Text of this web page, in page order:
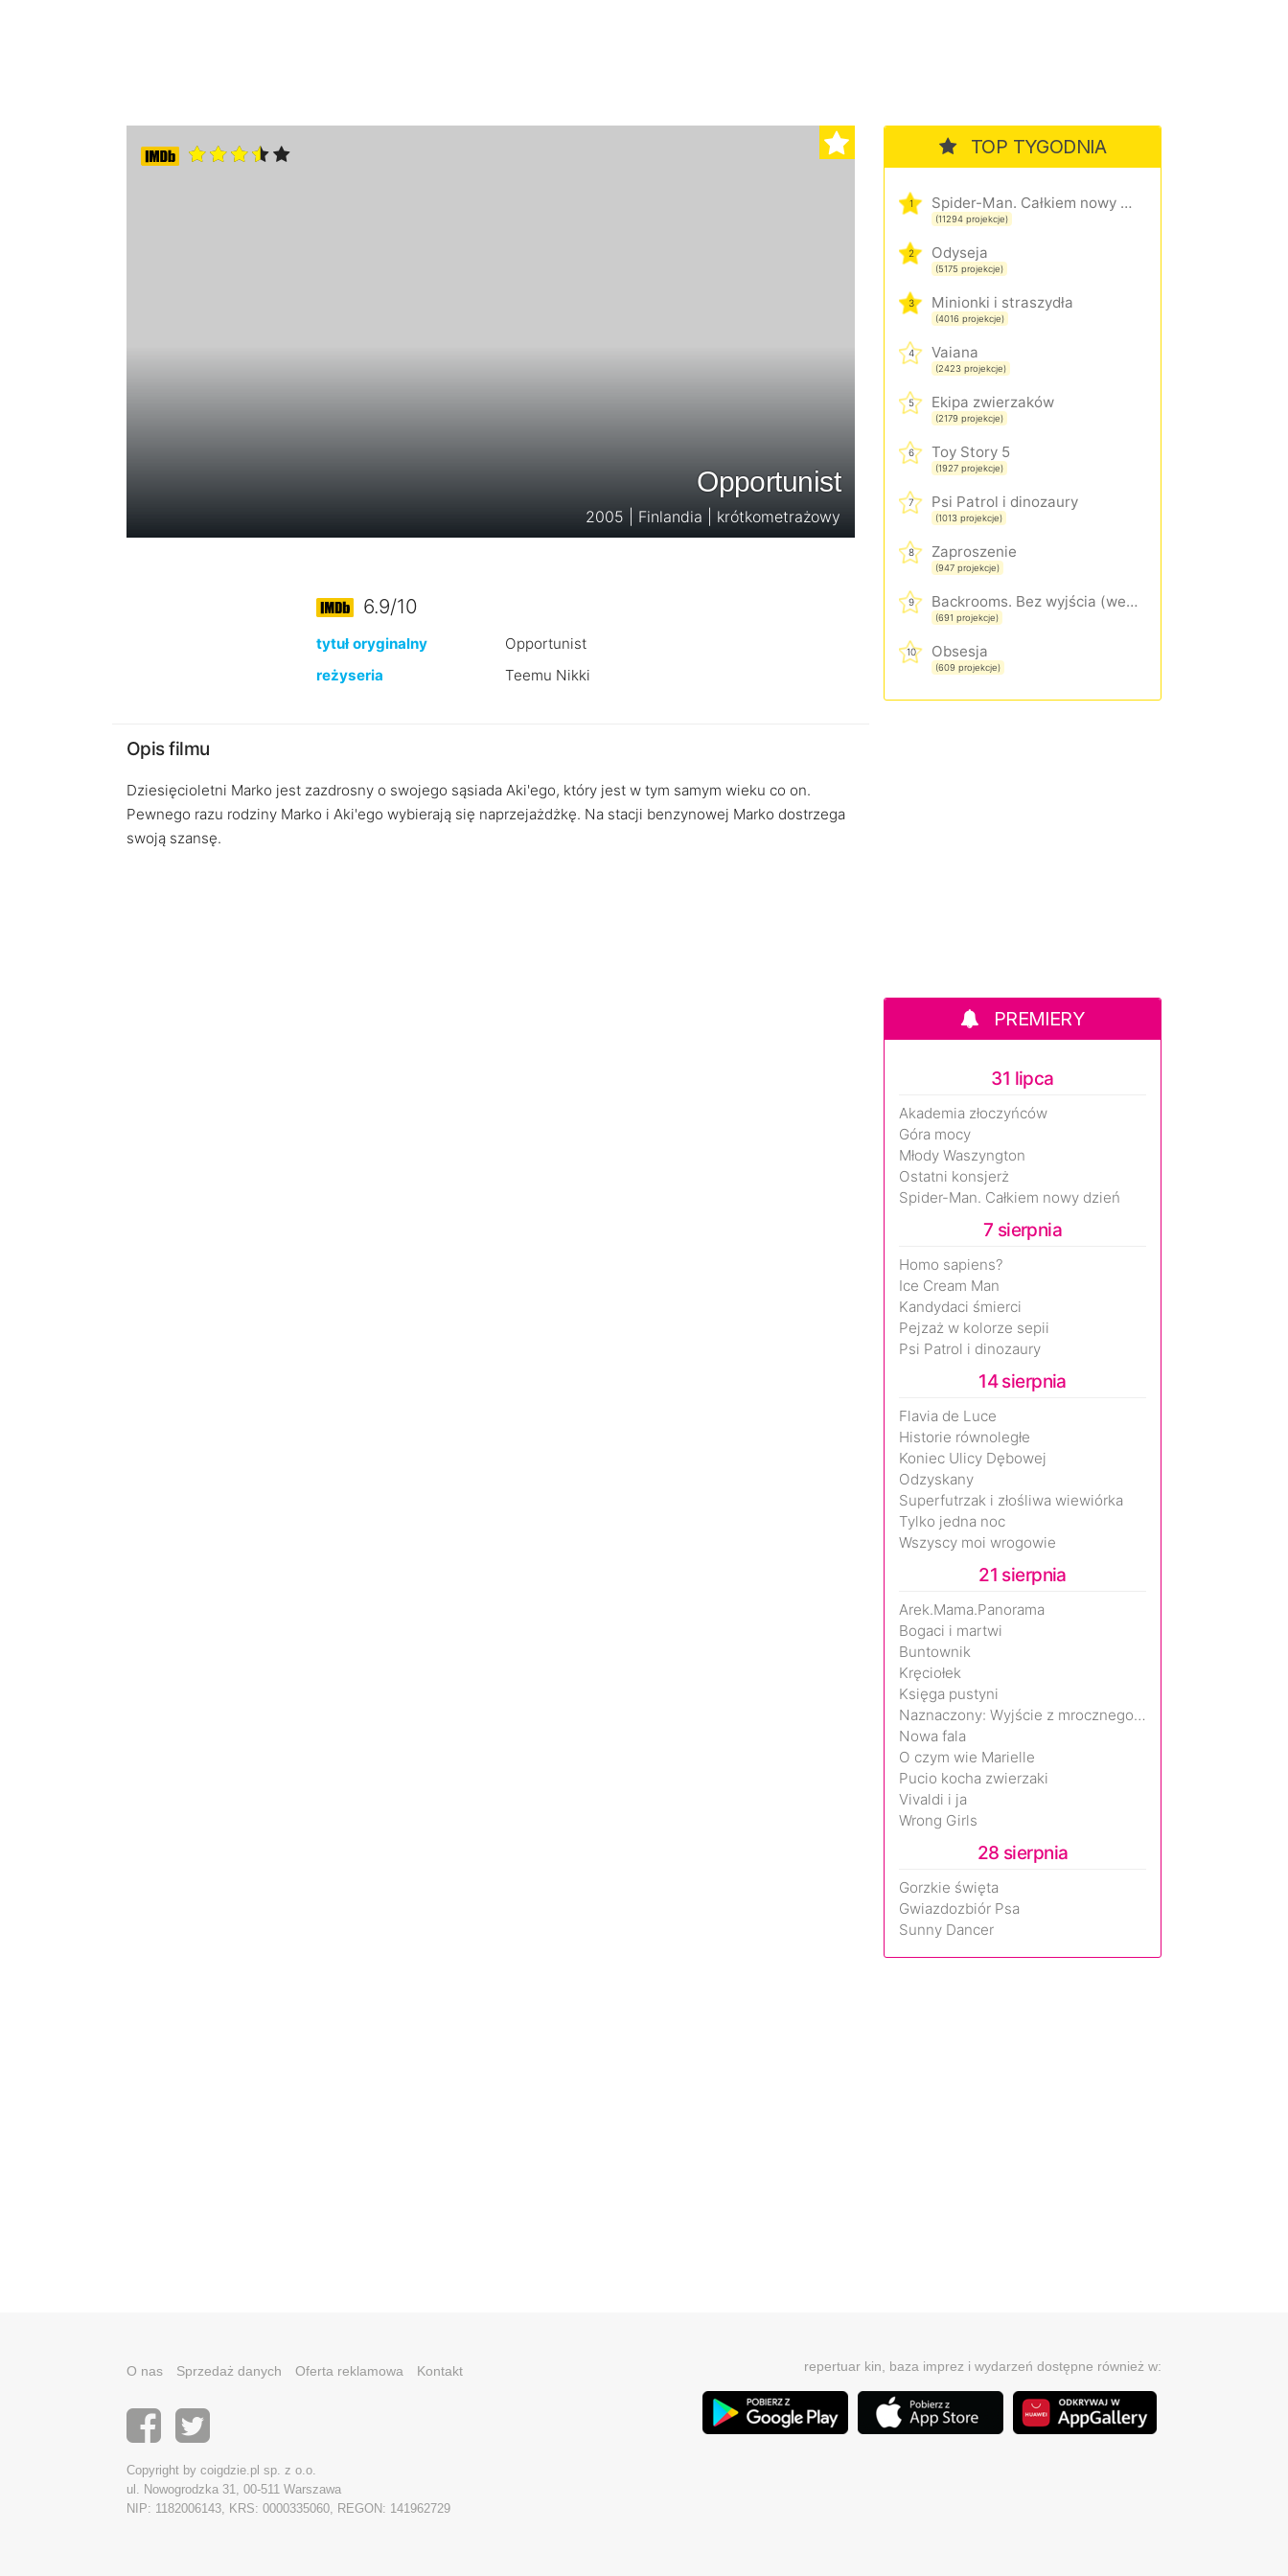
Opportunist
2005 | Finlandia | krótkometrażowy
6.9/10
tytuł oryginalny
Opportunist
reżyseria
Teemu Nikki
Opis filmu
Dziesięcioletni Marko jest zazdrosny o swojego sąsiada Aki'ego, który jest w tym samym wieku co on.
Pewnego razu rodziny Marko i Aki'ego wybierają się naprzejażdżkę. Na stacji benzynowej Marko dostrzega
swoją szansę.
TOP TYGODNIA
1 Spider-Man. Całkiem nowy dzień
(11294 projekcje)
2 Odyseja
(5175 projekcje)
3 Minionki i straszydła
(4016 projekcje)
4 Vaiana
(2423 projekcje)
5 Ekipa zwierzaków
(2179 projekcje)
6 Toy Story 5
(1927 projekcje)
7 Psi Patrol i dinozaury
(1013 projekcje)
8 Zaproszenie
(947 projekcje)
9 Backrooms. Bez wyjścia (wersja rozszerzona)
(691 projekcje)
10 Obsesja
(609 projekcje)
PREMIERY
31 lipca
Akademia złoczyńców
Góra mocy
Młody Waszyngton
Ostatni konsjerż
Spider-Man. Całkiem nowy dzień
7 sierpnia
Homo sapiens?
Ice Cream Man
Kandydaci śmierci
Pejzaż w kolorze sepii
Psi Patrol i dinozaury
14 sierpnia
Flavia de Luce
Historie równoległe
Koniec Ulicy Dębowej
Odzyskany
Superfutrzak i złośliwa wiewiórka
Tylko jedna noc
Wszyscy moi wrogowie
21 sierpnia
Arek.Mama.Panorama
Bogaci i martwi
Buntownik
Kręciołek
Księga pustyni
Naznaczony: Wyjście z mrocznego wymiaru
Nowa fala
O czym wie Marielle
Pucio kocha zwierzaki
Vivaldi i ja
Wrong Girls
28 sierpnia
Gorzkie święta
Gwiazdozbiór Psa
Sunny Dancer
O nas Sprzedaż danych Oferta reklamowa Kontakt
Copyright by coigdzie.pl sp. z o.o.
ul. Nowogrodzka 31, 00-511 Warszawa
NIP: 1182006143, KRS: 0000335060, REGON: 141962729
repertuar kin, baza imprez i wydarzeń dostępne również w: